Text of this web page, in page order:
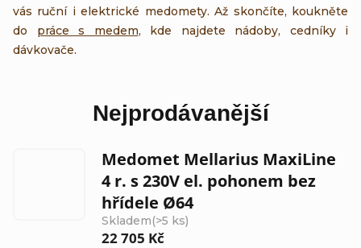
vás ruční i elektrické medomety. Až skončíte, koukněte
do práce s medem, kde najdete nádoby, cedníky i
dávkovače.
Nejprodávanější
Medomet Mellarius MaxiLine
4 r. s 230V el. pohonem bez
hřídele Ø64
Skladem(>5 ks)
22 705 Kč